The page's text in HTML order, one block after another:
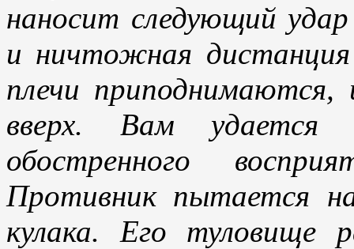
наносит следующий
и ничтожная
плечи
вверх. Вам
обостренного
Противник пытается
кулака. Его туловище